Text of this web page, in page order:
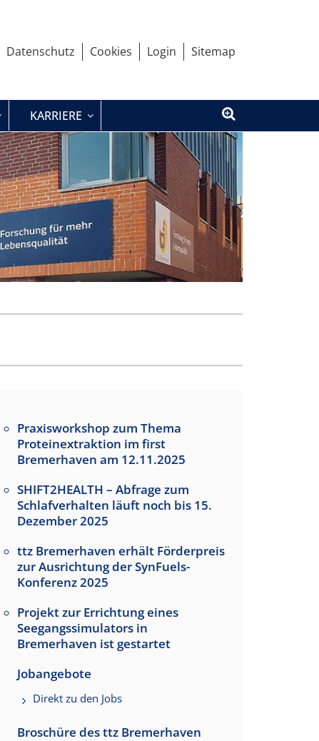
Datenschutz Cookies Login Sitemap
KARRIERE
Praxisworkshop zum Thema
Proteinextraktion im first
Bremerhaven am 12.11.2025
SHIFT2HEALTH – Abfrage zum
Schlafverhalten läuft noch bis 15.
Dezember 2025
ttz Bremerhaven erhält Förderpreis
zur Ausrichtung der SynFuels-
Konferenz 2025
Projekt zur Errichtung eines
Seegangssimulators in
Bremerhaven ist gestartet
Jobangebote
Direkt zu den Jobs
Broschüre des ttz Bremerhaven